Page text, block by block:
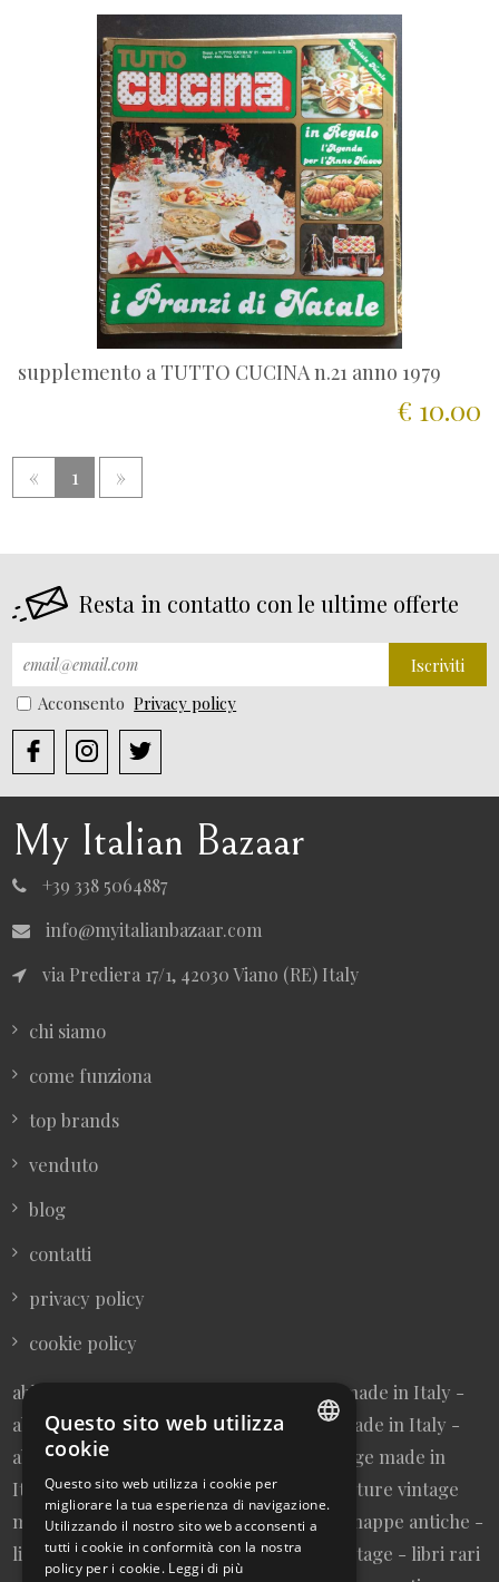
supplemento a TUTTO CUCINA n.21 anno 1979
€ 10.00
« 1 »
Resta in contatto con le ultime offerte
Iscriviti
Acconsento Privacy policy
My Italian Bazaar
+39 338 5064887
info@myitalianbazaar.com
via Prediera 17/1, 42030 Viano (RE) Italy
chi siamo
come funziona
top brands
venduto
blog
contatti
privacy policy
cookie policy
abbigliamento donna vintage sartoriale made in Italy -
abbigliamento uomo vintage sartoriale made in Italy -
abbigliamento da collezione - borse vintage made in
Italy - cravatte vintage made in Italy - cinture vintage
made in Italy - collezionismo cartaceo - mappe antiche -
litografie e stampe antiche - cartoline vintage - libri rari
ENGLISH
Questo sito web utilizza
cookie
Questo sito web utilizza i cookie per
migliorare la tua esperienza di navigazione.
Utilizzando il nostro sito web acconsenti a
tutti i cookie in conformità con la nostra
policy per i cookie. Leggi di più